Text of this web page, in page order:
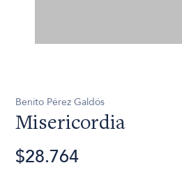
Benito Pérez Galdós
Misericordia
$28.764